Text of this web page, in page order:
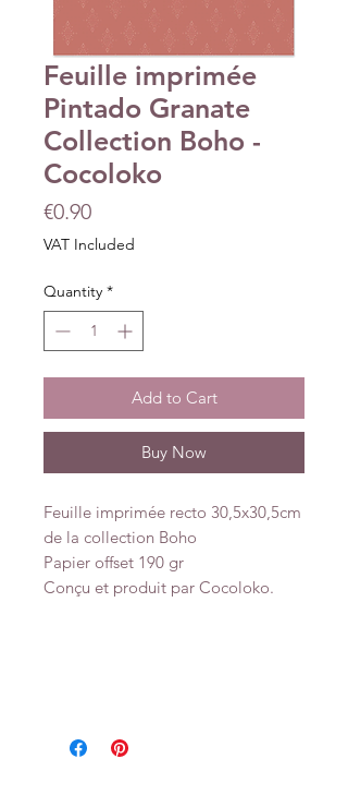
Feuille imprimée
Pintado Granate
Collection Boho -
Cocoloko
€0.90Price
VAT Included
Quantity *
Add to Cart
Buy Now
Feuille imprimée recto 30,5x30,5cm
de la collection Boho
Papier offset 190 gr
Conçu et produit par Cocoloko.